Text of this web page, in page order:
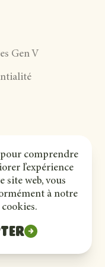
comprendre
l’expérience
web, vous
à notre
Gen V